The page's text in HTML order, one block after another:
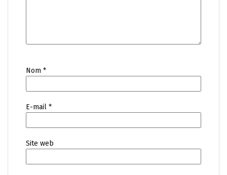
Nom *
E-mail *
Site web